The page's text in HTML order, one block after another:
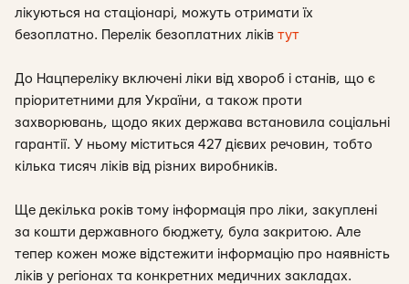
лікуються на стаціонарі, можуть отримати їх
безоплатно. Перелік безоплатних ліків тут
До Нацпереліку включені ліки від хвороб і станів, що є
пріоритетними для України, а також проти
захворювань, щодо яких держава встановила соціальні
гарантії. У ньому міститься 427 дієвих речовин, тобто
кілька тисяч ліків від різних виробників.
Ще декілька років тому інформація про ліки, закуплені
за кошти державного бюджету, була закритою. Але
тепер кожен може відстежити інформацію про наявність
ліків у регіонах та конкретних медичних закладах.